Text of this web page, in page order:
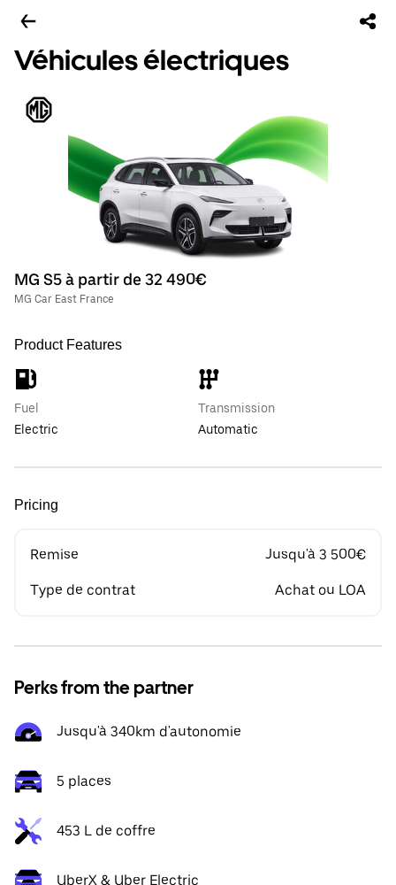
Véhicules électriques
MG S5 à partir de 32 490€
MG Car East France
Product Features
Fuel
Electric
Transmission
Automatic
Pricing
Remise Jusqu'à 3 500€
Type de contrat Achat ou LOA
Perks from the partner
Jusqu'à 340km d'autonomie
5 places
453 L de coffre
UberX & Uber Electric